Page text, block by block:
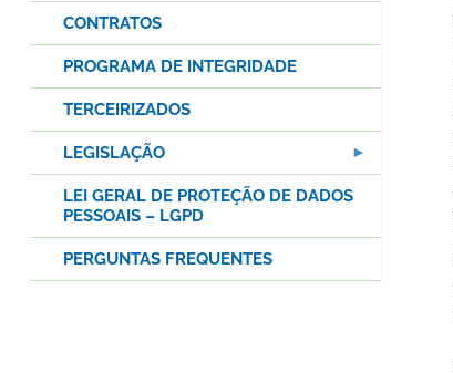
CONTRATOS
PROGRAMA DE INTEGRIDADE
TERCEIRIZADOS
LEGISLAÇÃO
LEI GERAL DE PROTEÇÃO DE DADOS
PESSOAIS – LGPD
PERGUNTAS FREQUENTES